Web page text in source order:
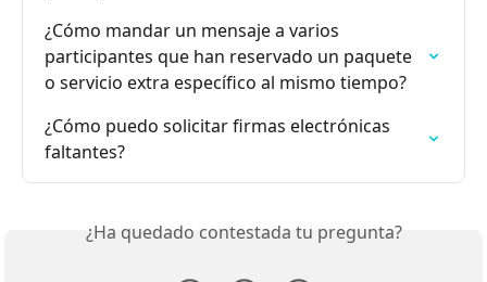
¿Cómo mandar un mensaje a varios
participantes que han reservado un paquete
o servicio extra específico al mismo tiempo?
¿Cómo puedo solicitar firmas electrónicas
faltantes?
¿Ha quedado contestada tu pregunta?